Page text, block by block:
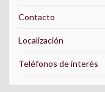
Contacto
Localización
Teléfonos de interés